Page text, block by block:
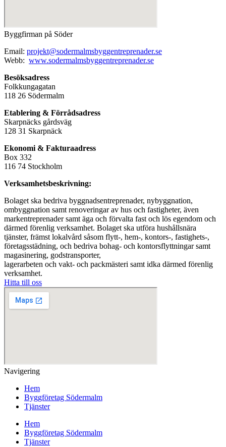
Byggfirman på Söder
Email: projekt@sodermalmsbyggentreprenader.se
Webb: www.sodermalmsbyggentreprenader.se
Besöksadress
Folkkungagatan
118 26 Södermalm
Etablering & Förrådsadress
Skarpnäcks gårdsväg
128 31 Skarpnäck
Ekonomi & Fakturaadress
Box 332
116 74 Stockholm
Verksamhetsbeskrivning:
Bolaget ska bedriva byggnadsentreprenader, nybyggnation,
ombyggnation samt renoveringar av hus och fastigheter, även
markentreprenader samt äga och förvalta fast och lös egendom och
därmed förenlig verksamhet. Bolaget ska utföra hushållsnära
tjänster, främst lokalvård såsom flytt-, hem-, kontors-, fastighets-,
företagsstädning, och bedriva bohag- och kontorsflyttningar samt
magasinering, godstransporter,
lagerarbeten och vakt- och packmästeri samt idka därmed förenlig
verksamhet.
Hitta till oss
Navigering
Hem
Byggföretag Södermalm
Tjänster
Hem
Byggföretag Södermalm
Tjänster